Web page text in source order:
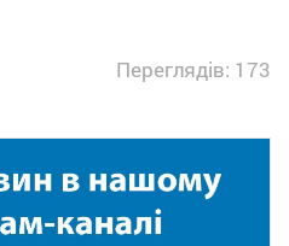
Переглядів: 173